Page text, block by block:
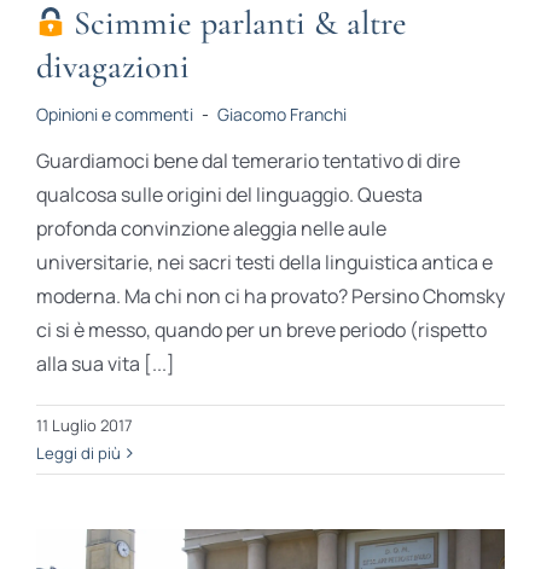
Scimmie parlanti & altre
divagazioni
Opinioni e commenti - Giacomo Franchi
Guardiamoci bene dal temerario tentativo di dire
qualcosa sulle origini del linguaggio. Questa
profonda convinzione aleggia nelle aule
universitarie, nei sacri testi della linguistica antica e
moderna. Ma chi non ci ha provato? Persino Chomsky
ci si è messo, quando per un breve periodo (rispetto
alla sua vita [...]
11 Luglio 2017
Leggi di più